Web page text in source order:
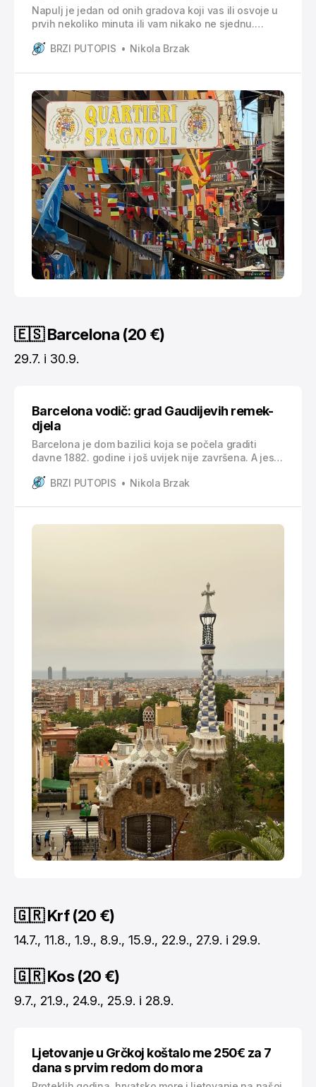
Napulj je jedan od onih gradova koji vas ili osvoje u
prvih nekoliko minuta ili vam nikako ne sjednu.
kontrasta, ali upravo u tome leži njegova posebnost.
istraživali Amalfi
BRZI PUTOPIS Nikola Brzak
🇪🇸 Barcelona (20 €)
29.7. i 30.9.
Barcelona vodič: grad Gaudijevih remek-
djela
Barcelona je dom bazilici koja se počela graditi
davne 1882. godine i još uvijek nije završena. A jeste
da su oni isječeni. Ta pojava nije slučajna već je dio
u 19. stoljeću. Upravo
BRZI PUTOPIS Nikola Brzak
🇬🇷 Krf (20 €)
14.7., 11.8., 1.9., 8.9., 15.9., 22.9., 27.9. i 29.9.
🇬🇷 Kos (20 €)
9.7., 21.9., 24.9., 25.9. i 28.9.
Ljetovanje u Grčkoj koštalo me 250€ za 7
dana s prvim redom do mora